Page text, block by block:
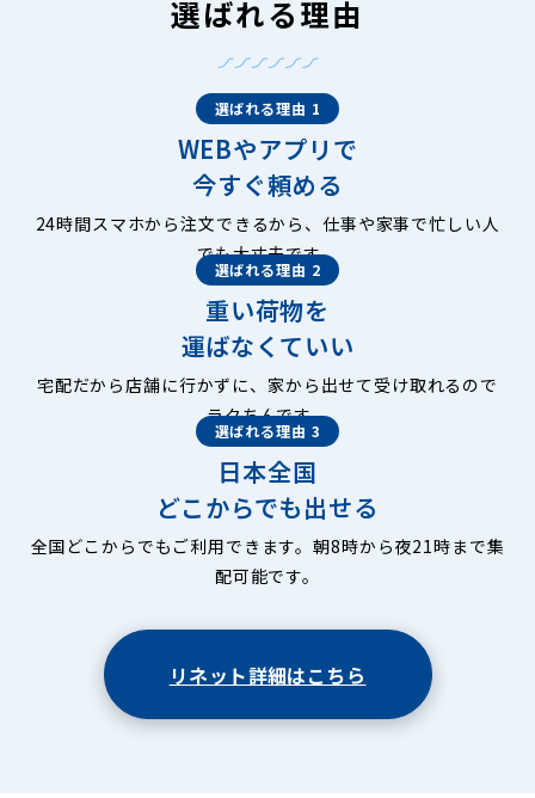
選ばれる理由
選ばれる理由 1
WEBやアプリで
今すぐ頼める
24時間スマホから注文できるから、仕事や家事で忙しい人
でも大丈夫です。
選ばれる理由 2
重い荷物を
運ばなくていい
宅配だから店舗に行かずに、家から出せて受け取れるので
ラクちんです。
選ばれる理由 3
日本全国
どこからでも出せる
全国どこからでもご利用できます。朝8時から夜21時まで集
配可能です。
リネット詳細はこちら